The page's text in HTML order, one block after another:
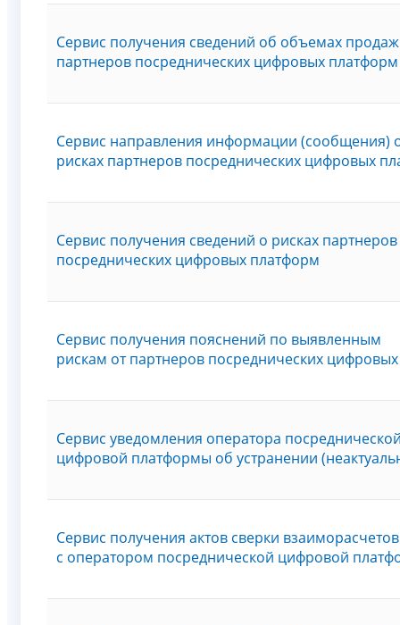
Сервис получения сведений об объемах продаж
партнеров посреднических цифровых платформ
Сервис направления информации (сообщения)
рисках партнеров посреднических цифровых
Сервис получения сведений о рисках партнеров
посреднических цифровых платформ
Сервис получения пояснений по выявленным
рискам от партнеров посреднических
Сервис уведомления оператора
цифровой платформы об устранении
Сервис получения актов сверки
с оператором посреднической цифровой